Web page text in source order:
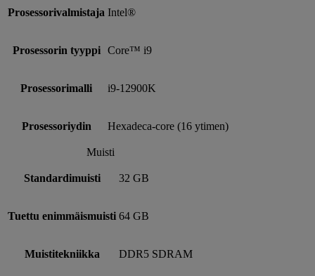
Prosessorivalmistaja Intel®
Prosessorin tyyppi Core™ i9
Prosessorimalli i9-12900K
Prosessoriydin Hexadeca-core (16 ytimen)
Muisti
Standardimuisti 32 GB
Tuettu enimmäismuisti 64 GB
Muistitekniikka DDR5 SDRAM